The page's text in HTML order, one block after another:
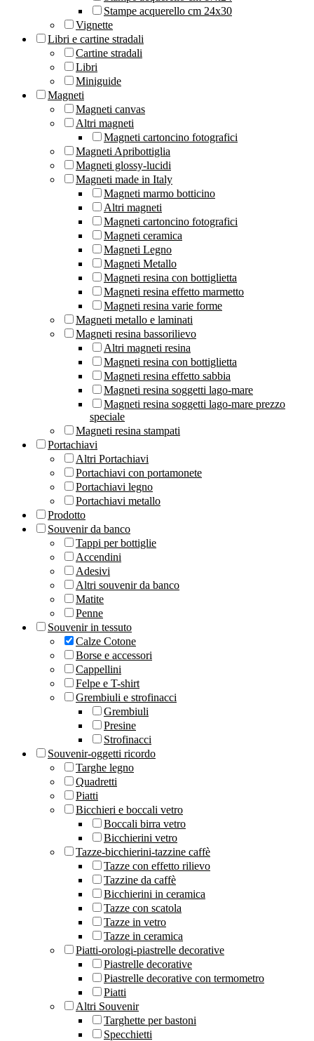
Stampe acquerello cm 24x30
Vignette
Libri e cartine stradali
Cartine stradali
Libri
Miniguide
Magneti
Magneti canvas
Altri magneti
Magneti cartoncino fotografici
Magneti Apribottiglia
Magneti glossy-lucidi
Magneti made in Italy
Magneti marmo botticino
Altri magneti
Magneti cartoncino fotografici
Magneti ceramica
Magneti Legno
Magneti Metallo
Magneti resina con bottiglietta
Magneti resina effetto marmetto
Magneti resina varie forme
Magneti metallo e laminati
Magneti resina bassorilievo
Altri magneti resina
Magneti resina con bottiglietta
Magneti resina effetto sabbia
Magneti resina soggetti lago-mare
Magneti resina soggetti lago-mare prezzo
speciale
Magneti resina stampati
Portachiavi
Altri Portachiavi
Portachiavi con portamonete
Portachiavi legno
Portachiavi metallo
Prodotto
Souvenir da banco
Tappi per bottiglie
Accendini
Adesivi
Altri souvenir da banco
Matite
Penne
Souvenir in tessuto
Calze Cotone
Borse e accessori
Cappellini
Felpe e T-shirt
Grembiuli e strofinacci
Grembiuli
Presine
Strofinacci
Souvenir-oggetti ricordo
Targhe legno
Quadretti
Piatti
Bicchieri e boccali vetro
Boccali birra vetro
Bicchierini vetro
Tazze-bicchierini-tazzine caffè
Tazze con effetto rilievo
Tazzine da caffè
Bicchierini in ceramica
Tazze con scatola
Tazze in vetro
Tazze in ceramica
Piatti-orologi-piastrelle decorative
Piastrelle decorative
Piastrelle decorative con termometro
Piatti
Altri Souvenir
Targhette per bastoni
Specchietti